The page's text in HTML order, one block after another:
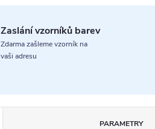
Zaslání vzorníků barev
Zdarma zašleme vzorník na
vaši adresu
PARAMETRY